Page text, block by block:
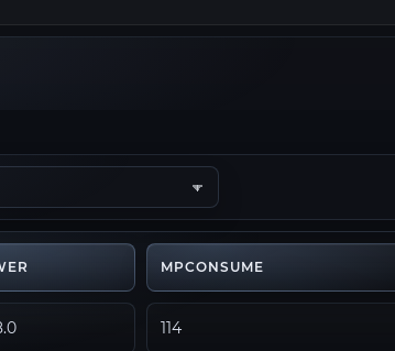
MPCONSUME
114